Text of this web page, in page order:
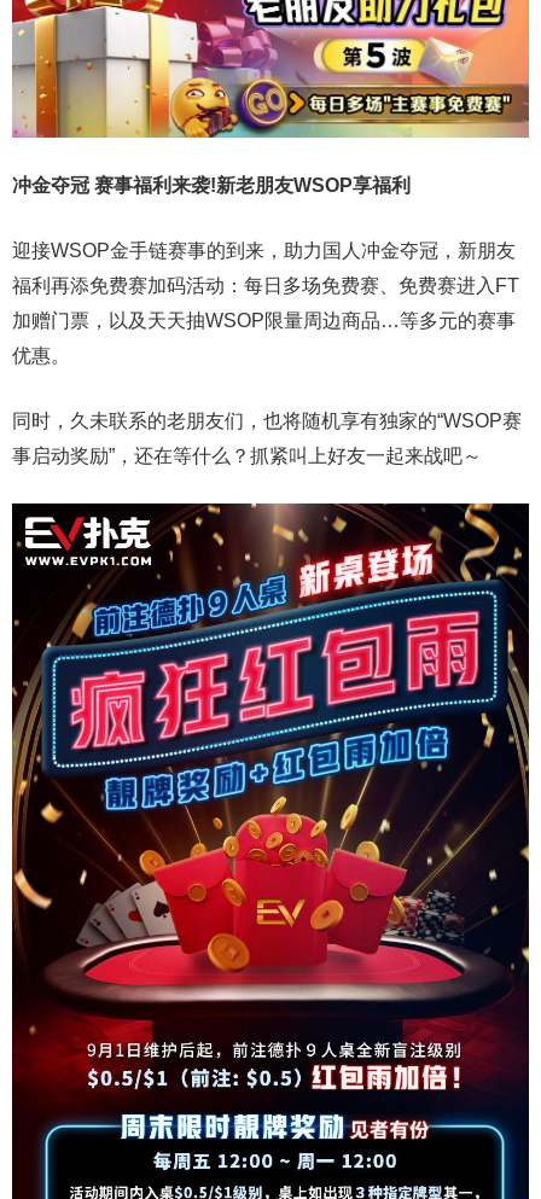
冲金夺冠 赛事福利来袭!新老朋友WSOP享福利
迎接WSOP金手链赛事的到来，助力国人冲金夺冠，新朋友
福利再添免费赛加码活动：每日多场免费赛、免费赛进入FT
加赠门票，以及天天抽WSOP限量周边商品…等多元的赛事
优惠。
同时，久未联系的老朋友们，也将随机享有独家的“WSOP赛
事启动奖励”，还在等什么？抓紧叫上好友一起来战吧～